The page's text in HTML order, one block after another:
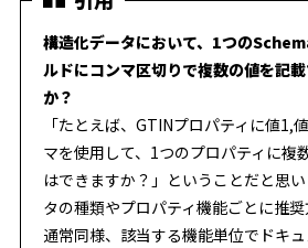
構造化データにおいて、1つの
ルドにコンマ区切りで複数の値を記
か？
「たとえば、GTINプロパティに値1,
マを使用して、1つのプロパティに複
はできますか？」ということだと思
タの種類やプロパティ機能ごとに推奨
通常同様、該当する機能単位でドキ